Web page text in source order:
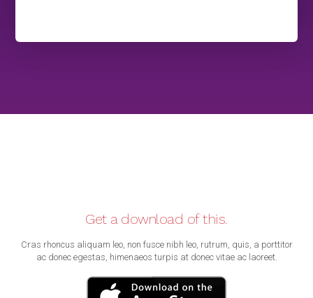
Get a download of this.
Cras rhoncus aliquam leo, non fusce nibh leo, rutrum, quis, a porttitor
ac donec egestas, himenaeos turpis at donec vitae ac laoreet.